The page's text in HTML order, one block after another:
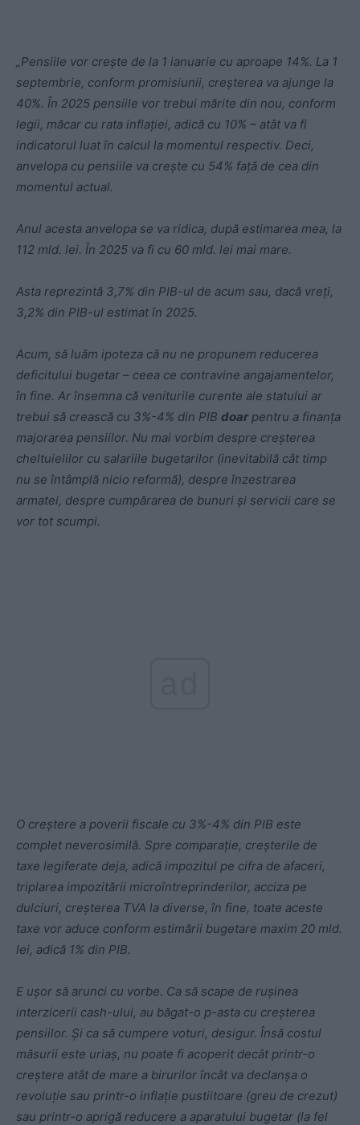
„Pensiile vor crește de la 1 ianuarie cu aproape 14%. La 1
septembrie, conform promisiunii, creșterea va ajunge la
40%. În 2025 pensiile vor trebui mărite din nou, conform
legii, măcar cu rata inflației, adică cu 10% – atât va fi
indicatorul luat în calcul la momentul respectiv. Deci,
anvelopa cu pensiile va crește cu 54% față de cea din
momentul actual.
Anul acesta anvelopa se va ridica, după estimarea mea, la
112 mld. lei. În 2025 va fi cu 60 mld. lei mai mare.
Asta reprezintă 3,7% din PIB-ul de acum sau, dacă vreți,
3,2% din PIB-ul estimat în 2025.
Acum, să luăm ipoteza că nu ne propunem reducerea
deficitului bugetar – ceea ce contravine angajamentelor,
în fine. Ar însemna că veniturile curente ale statului ar
trebui să crească cu 3%-4% din PIB doar pentru a finanța
majorarea pensiilor. Nu mai vorbim despre creșterea
cheltuielilor cu salariile bugetarilor (inevitabilă cât timp
nu se întâmplă nicio reformă), despre înzestrarea
armatei, despre cumpărarea de bunuri și servicii care se
vor tot scumpi.
O creștere a poverii fiscale cu 3%-4% din PIB este
complet neverosimilă. Spre comparație, creșterile de
taxe legiferate deja, adică impozitul pe cifra de afaceri,
triplarea impozitării microîntreprinderilor, acciza pe
dulciuri, creșterea TVA la diverse, în fine, toate aceste
taxe vor aduce conform estimării bugetare maxim 20 mld.
lei, adică 1% din PIB.
E ușor să arunci cu vorbe. Ca să scape de rușinea
interzicerii cash-ului, au băgat-o p-asta cu creșterea
pensiilor. Și ca să cumpere voturi, desigur. Însă costul
măsurii este uriaș, nu poate fi acoperit decât printr-o
creștere atât de mare a birurilor încât va declanșa o
revoluție sau printr-o inflație pustiitoare (greu de crezut)
sau printr-o aprigă reducere a aparatului bugetar (la fel